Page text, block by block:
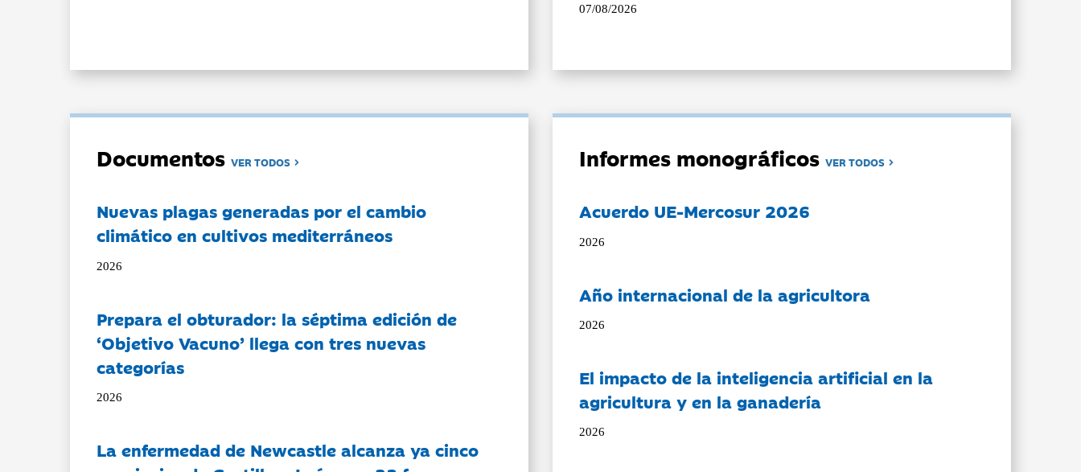
07/08/2026
DocumentosVER TODOS
Nuevas plagas generadas por el cambio
climático en cultivos mediterráneos
2026
Prepara el obturador: la séptima edición de
‘Objetivo Vacuno’ llega con tres nuevas
categorías
2026
La enfermedad de Newcastle alcanza ya cinco
Informes monográficosVER TODOS
Acuerdo UE-Mercosur 2026
2026
Año internacional de la agricultora
2026
El impacto de la inteligencia artificial en la
agricultura y en la ganadería
2026